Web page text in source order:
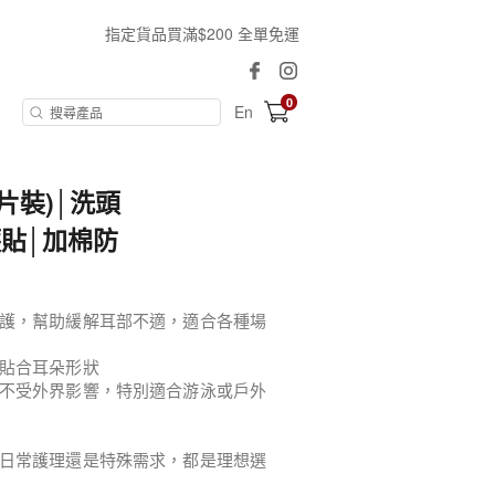
指定貨品買滿$200 全單免運
En 0
裝)│洗頭
│加棉防
，幫助緩解耳部不適，適合各種場
合耳朵形狀
受外界影響，特別適合游泳或戶外
常護理還是特殊需求，都是理想選